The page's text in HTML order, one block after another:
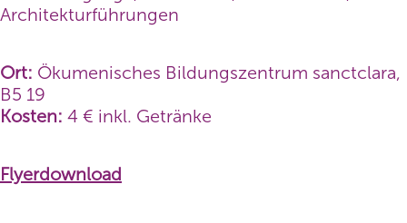
Architekturführungen
Ort: Ökumenisches Bildungszentrum sanctclara,
B5 19
Kosten: 4 € inkl. Getränke
Flyerdownload